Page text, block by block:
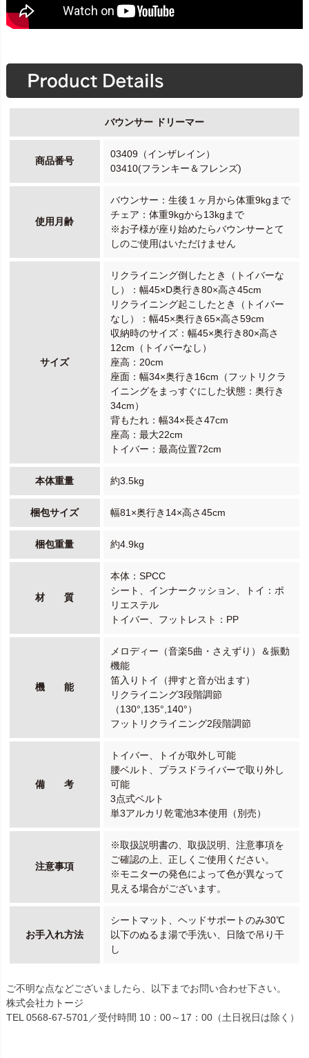
バウンサー ドリーマー
商品番号
03409（インザレイン）
03410(フランキー＆フレンズ)
使用月齢
バウンサー：生後１ヶ月から体重9kgまで
チェア：体重9kgから13kgまで
※お子様が座り始めたらバウンサーとて
しのご使用はいただけません
サイズ
リクライニング倒したとき（トイバーな
し）：幅45×D奥行き80×高さ45cm
リクライニング起こしたとき（トイバー
なし）：幅45×奥行き65×高さ59cm
収納時のサイズ：幅45×奥行き80×高さ
12cm（トイバーなし）
座高：20cm
座面：幅34×奥行き16cm（フットリクラ
イニングをまっすぐにした状態：奥行き
34cm）
背もたれ：幅34×長さ47cm
座高：最大22cm
トイバー：最高位置72cm
本体重量 約3.5kg
梱包サイズ 幅81×奥行き14×高さ45cm
梱包重量 約4.9kg
材 質
本体：SPCC
シート、インナークッション、トイ：ポ
リエステル
トイバー、フットレスト：PP
機 能
メロディー（音楽5曲・さえずり）＆振動
機能
笛入りトイ（押すと音が出ます）
リクライニング3段階調節
（130°,135°,140°）
フットリクライニング2段階調節
備 考
トイバー、トイが取外し可能
腰ベルト、プラスドライバーで取り外し
可能
3点式ベルト
単3アルカリ乾電池3本使用（別売）
注意事項
※取扱説明書の、取扱説明、注意事項を
ご確認の上、正しくご使用ください。
※モニターの発色によって色が異なって
見える場合がございます。
お手入れ方法
シートマット、ヘッドサポートのみ30℃
以下のぬるま湯で手洗い、日陰で吊り干
し
ご不明な点などございましたら、以下までお問い合わせ下さい。
株式会社カトージ
TEL 0568-67-5701／受付時間 10：00～17：00（土日祝日は除く）